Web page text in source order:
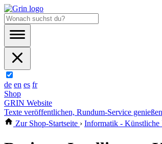
de en es fr
Shop
GRIN Website
Texte veröffentlichen, Rundum-Service genießen
Zur Shop-Startseite › Informatik - Künstliche